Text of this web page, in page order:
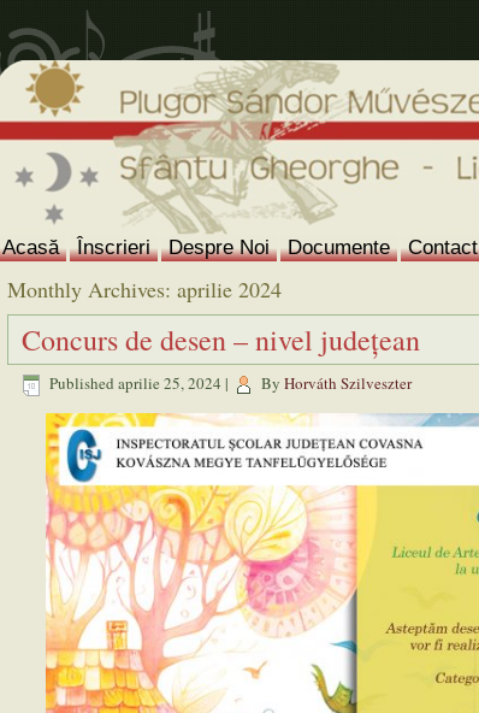
Acasă Înscrieri Despre Noi Documente Contact
Monthly Archives: aprilie 2024
Concurs de desen – nivel judeţean
Published aprilie 25, 2024 | By Horváth Szilveszter